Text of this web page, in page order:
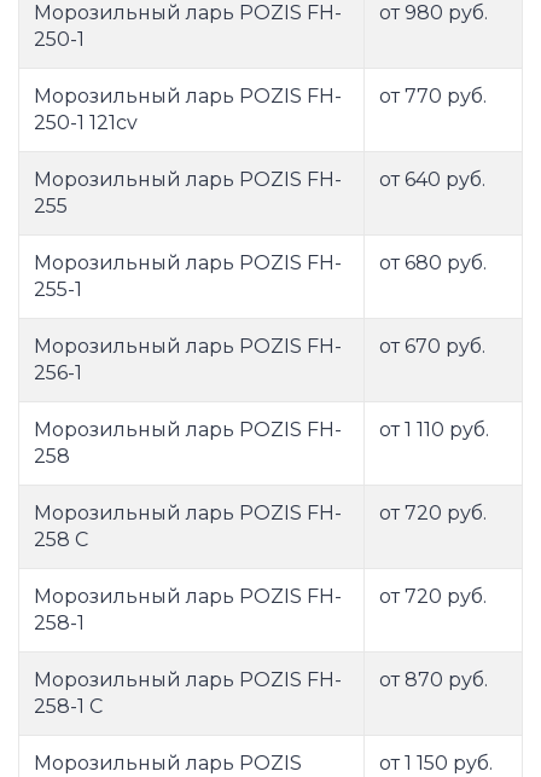
Морозильный ларь POZIS FH-
250-1
от 980 руб.
Морозильный ларь POZIS FH-
250-1 121cv
от 770 руб.
Морозильный ларь POZIS FH-
255
от 640 руб.
Морозильный ларь POZIS FH-
255-1
от 680 руб.
Морозильный ларь POZIS FH-
256-1
от 670 руб.
Морозильный ларь POZIS FH-
258
от 1 110 руб.
Морозильный ларь POZIS FH-
258 С
от 720 руб.
Морозильный ларь POZIS FH-
258-1
от 720 руб.
Морозильный ларь POZIS FH-
258-1 С
от 870 руб.
Морозильный ларь POZIS
от 1 150 руб.